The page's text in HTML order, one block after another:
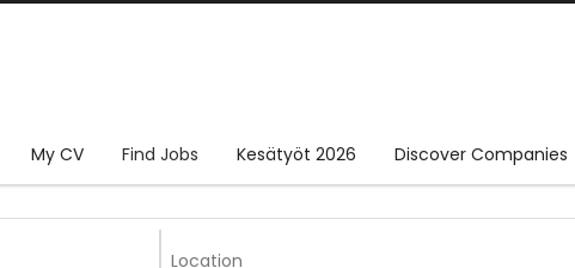
My CV Find Jobs Kesätyöt 2026 Discover Companies